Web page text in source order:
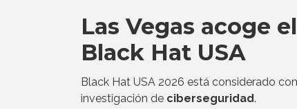
Las Vegas acoge
Black Hat USA
Black Hat USA 2026 está considerado
investigación de ciberseguridad.